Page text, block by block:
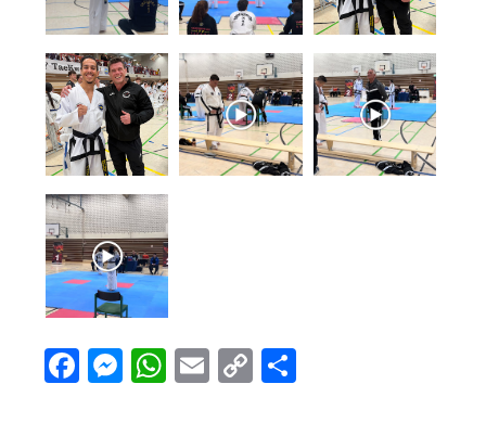
Facebook
Messenger
WhatsApp
Email
CopyDelen